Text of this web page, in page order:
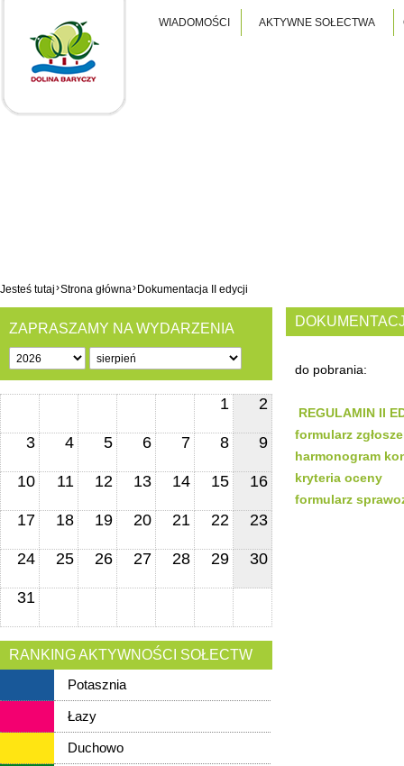
WIADOMOŚCI AKTYWNE SOŁECTWA
Jesteś tutaj›Strona główna›Dokumentacja II edycji
ZAPRASZAMY NA WYDARZENIA
1 2
3 4 5 6 7 8 9
10 11 12 13 14 15 16
17 18 19 20 21 22 23
24 25 26 27 28 29 30
31
RANKING AKTYWNOŚCI SOŁECTW
Potasznia
Łazy
Duchowo
do pobrania:
REGULAMIN II
formularz
harmonogram
kryteria oceny
formularz